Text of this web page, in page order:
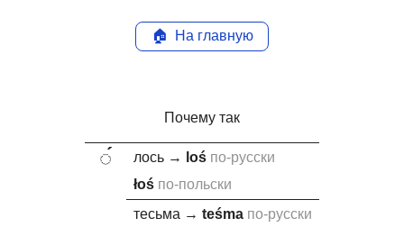
🏠 На главную
Почему так
◌́ лось → loś по-русски
łoś по-польски
тесьма → teśma по-русски